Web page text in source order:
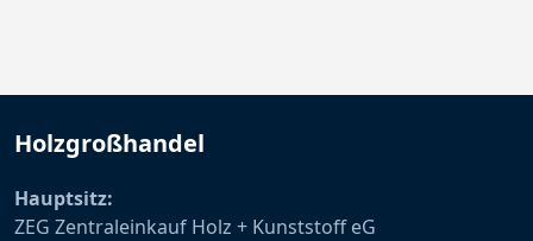
Holzgroßhandel
Hauptsitz:
ZEG Zentraleinkauf Holz + Kunststoff eG